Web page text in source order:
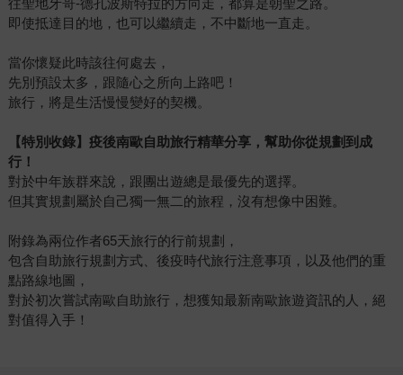
往聖地牙哥-德孔波斯特拉的方向走，都算是朝聖之路。
即使抵達目的地，也可以繼續走，不中斷地一直走。
當你懷疑此時該往何處去，
先別預設太多，跟隨心之所向上路吧！
旅行，將是生活慢慢變好的契機。
【特別收錄】疫後南歐自助旅行精華分享，幫助你從規劃到成
行！
對於中年族群來說，跟團出遊總是最優先的選擇。
但其實規劃屬於自己獨一無二的旅程，沒有想像中困難。
附錄為兩位作者65天旅行的行前規劃，
包含自助旅行規劃方式、後疫時代旅行注意事項，以及他們的重
點路線地圖，
對於初次嘗試南歐自助旅行，想獲知最新南歐旅遊資訊的人，絕
對值得入手！